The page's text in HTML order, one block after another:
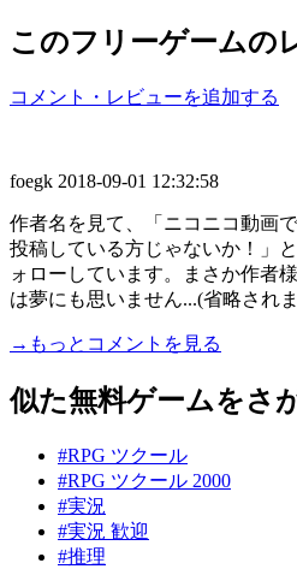
このフリーゲームの
コメント・レビューを追加する
foegk 2018-09-01 12:32:58
作者名を見て、「ニコニコ動画
投稿している方じゃないか！」
ォローしています。まさか作者
は夢にも思いません...(省略され
→もっとコメントを見る
似た無料ゲームをさ
#RPG ツクール
#RPG ツクール 2000
#実況
#実況 歓迎
#推理